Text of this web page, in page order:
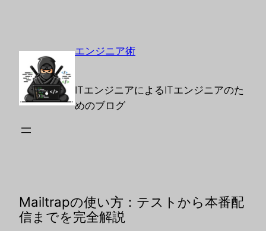
エンジニア術
ITエンジニアによるITエンジニアのた
めのブログ
Mailtrapの使い方：テストから本番配
信までを完全解説